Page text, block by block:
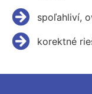
spoľahliví,
korektné